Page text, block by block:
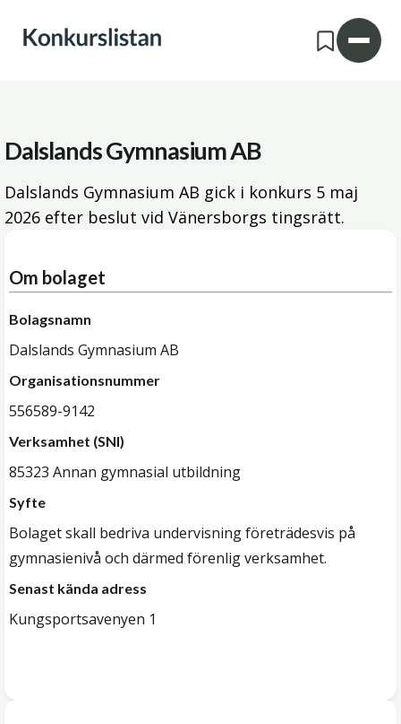
Dalslands Gymnasium AB
Dalslands Gymnasium AB gick i konkurs 5 maj
2026 efter beslut vid Vänersborgs tingsrätt.
Om bolaget
Bolagsnamn
Dalslands Gymnasium AB
Organisationsnummer
556589-9142
Verksamhet (SNI)
85323 Annan gymnasial utbildning
Syfte
Bolaget skall bedriva undervisning företrädesvis på
gymnasienivå och därmed förenlig verksamhet.
Senast kända adress
Kungsportsavenyen 1